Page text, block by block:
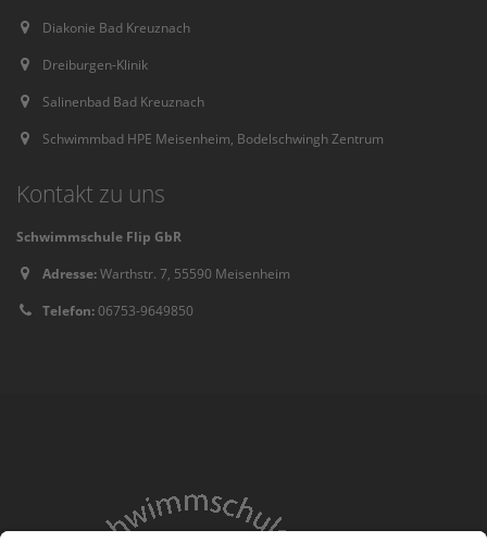
Diakonie Bad Kreuznach
Dreiburgen-Klinik
Salinenbad Bad Kreuznach
Schwimmbad HPE Meisenheim, Bodelschwingh Zentrum
Kontakt zu uns
Schwimmschule Flip GbR
Adresse:Warthstr. 7, 55590 Meisenheim
Telefon:06753-9649850